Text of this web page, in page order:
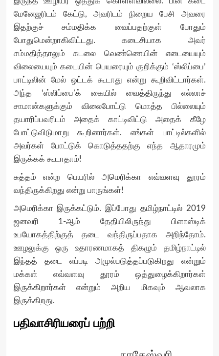
மேனேஜரிடம் கேட்டு, அவரிடம் நிறைய பேசி அவரை
இதற்குச் சம்மதிக்க வைப்பதற்குள் போதும்
போதுமென்றாகிவிட்டது. கடைசியாக அவர்
சம்மதித்தாலும் கடலை வெண்ணெயின் எடையையும்
விலையையும் கடையின் பெயரையும் குறிக்கும் ‘ஸ்லிப்பை’
பாட்டிலின் மேல் ஒட்டக் கூடாது என்று கூறிவிட்டார்கள்.
அந்த ‘ஸ்லிப்பை’க் கையில் வைத்திருந்து எல்லாச்
சாமான்களுக்கும் விலைபோட்டு மொத்த பில்லையும்
தயாரிப்பவரிடம் அதைக் காட்டிவிட்டு அதைக் கீழே
போட்டுவிடுமாறு கூறினார்கள். எங்கள் பாட்டில்களில்
அவர்கள் போட்டுக் கொடுத்ததற்கு எந்த ஆதாரமும்
இருக்கக் கூடாதாம்!
சுத்தம் என்ற பெயரில் அமெரிக்கா எவ்வளவு தூரம்
வந்திருக்கிறது என்று பாருங்கள்!
அமெரிக்கா இருக்கட்டும். இப்போது தமிழ்நாட்டில் 2019
ஜனவரி 1-ஆம் தேதியிலிருந்து பிளாஸ்டிக்
உபயோகத்திற்குத் தடை வந்திருப்பதாக அறிந்தோம்.
ஊழலுக்கு ஒரு உதாரணமாகத் திகழும் தமிழ்நாட்டில்
இந்தத் தடை எப்படி அமுல்படுத்தப்படுகிறது என்றும்
மக்கள் எவ்வளவு தூரம் ஒத்துழைக்கிறார்கள்
இருக்கிறார்கள் என்றும் அறிய மிகவும் ஆவலாக
இருக்கிறது.
பதிவாசிரியரைப் பற்றி